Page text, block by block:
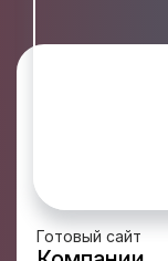
Готовый сайт